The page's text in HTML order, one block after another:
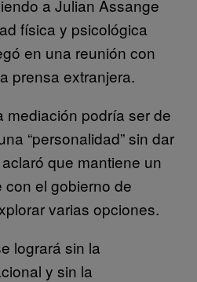
a Julian Assange
física y psicológica
en una reunión con
prensa extranjera.
mediación podría ser de
“personalidad” sin dar
que mantiene un
el gobierno de
varias opciones.
logrará sin la
y sin la